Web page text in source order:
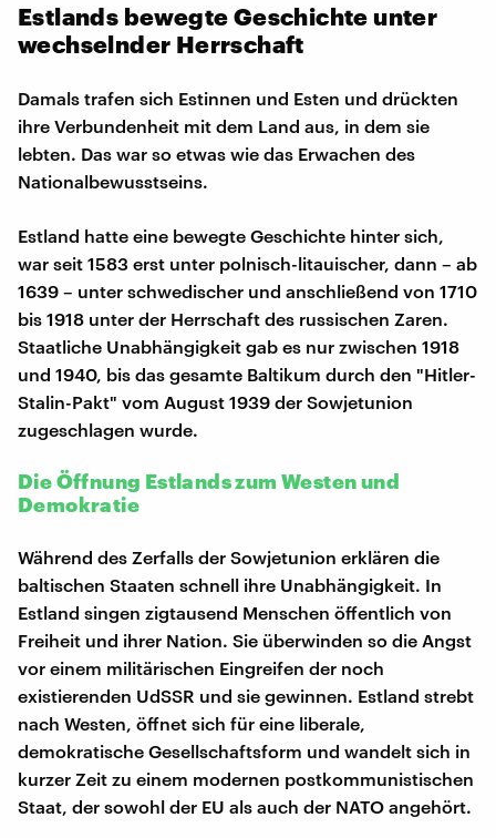
Estlands bewegte Geschichte unter
wechselnder Herrschaft
Damals trafen sich Estinnen und Esten und drückten
ihre Verbundenheit mit dem Land aus, in dem sie
lebten. Das war so etwas wie das Erwachen des
Nationalbewusstseins.
Estland hatte eine bewegte Geschichte hinter sich,
war seit 1583 erst unter polnisch-litauischer, dann – ab
1639 – unter schwedischer und anschließend von 1710
bis 1918 unter der Herrschaft des russischen Zaren.
Staatliche Unabhängigkeit gab es nur zwischen 1918
und 1940, bis das gesamte Baltikum durch den "Hitler-
Stalin-Pakt" vom August 1939 der Sowjetunion
zugeschlagen wurde.
Die Öffnung Estlands zum Westen und
Demokratie
Während des Zerfalls der Sowjetunion erklären die
baltischen Staaten schnell ihre Unabhängigkeit. In
Estland singen zigtausend Menschen öffentlich von
Freiheit und ihrer Nation. Sie überwinden so die Angst
vor einem militärischen Eingreifen der noch
existierenden UdSSR und sie gewinnen. Estland strebt
nach Westen, öffnet sich für eine liberale,
demokratische Gesellschaftsform und wandelt sich in
kurzer Zeit zu einem modernen postkommunistischen
Staat, der sowohl der EU als auch der NATO angehört.